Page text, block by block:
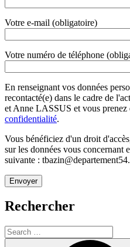
Votre e-mail (obligatoire)
Votre numéro de téléphone
En renseignant vos données
recontacté(e) dans le cadre de
et Anne LASSUS et vous prenez
confidentialité.
Vous bénéficiez d'un droit
sur les données vous concernant
suivante :
Rechercher
Search
for: